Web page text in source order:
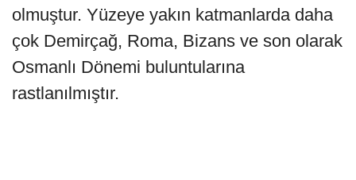
olmuştur. Yüzeye yakın katmanlarda daha
çok Demirçağ, Roma, Bizans ve son olarak
Osmanlı Dönemi buluntularına
rastlanılmıştır.